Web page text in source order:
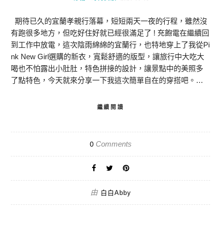
期待已久的宜蘭孝親行落幕，短短兩天一夜的行程，雖然沒
有跑很多地方，但吃好住好就已經很滿足了 ! 充飽電在繼續回
到工作中放電，這次陰雨綿綿的宜蘭行，也特地穿上了我從Pi
nk New Girl選購的新衣，寬鬆舒適的版型，讓旅行中大吃大
喝也不怕露出小肚肚，特色拼接的設計，讓景點中的美照多
了點特色，今天就來分享一下我這次簡單自在的穿搭吧。…
繼續閱讀
0Comments
由 白白Abby